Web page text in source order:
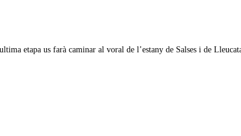
etapa us farà caminar al voral de l’estany de Salses i de